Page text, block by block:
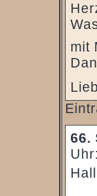
mit
66.
Uhr: